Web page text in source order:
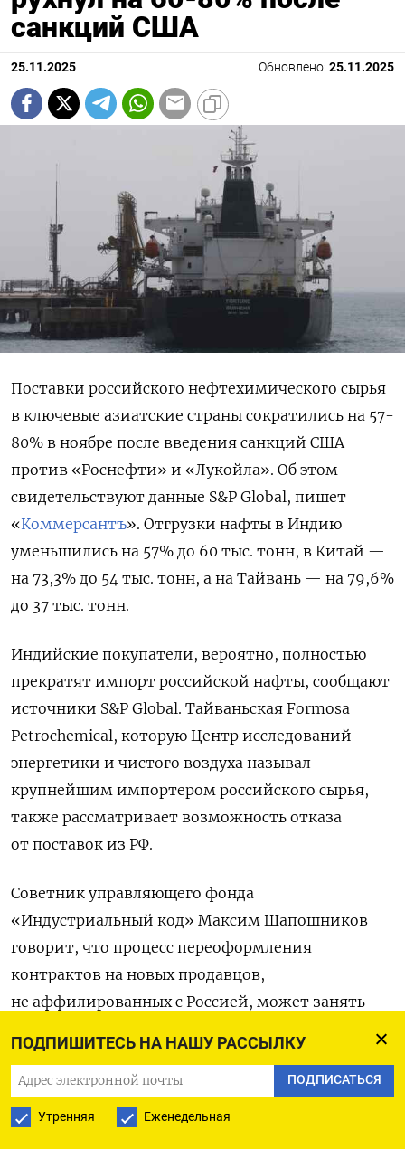
ПОДПИШИТЕСЬ НА НАШУ РАССЫЛКУ
ПОДПИСАТЬСЯ
Утренняя Еженедельная
санкций США
25.11.2025 Обновлено: 25.11.2025
Поставки российского нефтехимического сырья
в ключевые азиатские страны сократились на 57-
80% в ноябре после введения санкций США
против «Роснефти» и «Лукойла». Об этом
свидетельствуют данные S&P Global, пишет
«Коммерсантъ». Отгрузки нафты в Индию
уменьшились на 57% до 60 тыс. тонн, в Китай —
на 73,3% до 54 тыс. тонн, а на Тайвань — на 79,6%
до 37 тыс. тонн.
Индийские покупатели, вероятно, полностью
прекратят импорт российской нафты, сообщают
источники S&P Global. Тайваньская Formosa
Petrochemical, которую Центр исследований
энергетики и чистого воздуха называл
крупнейшим импортером российского сырья,
также рассматривает возможность отказа
от поставок из РФ.
Советник управляющего фонда
«Индустриальный код» Максим Шапошников
говорит, что процесс переоформления
контрактов на новых продавцов,
не аффилированных с Россией, может занять
Эксперт Финансового университета при
правительстве РФ Игорь Юшков напоминает, что
нафта занимает третье место в структуре